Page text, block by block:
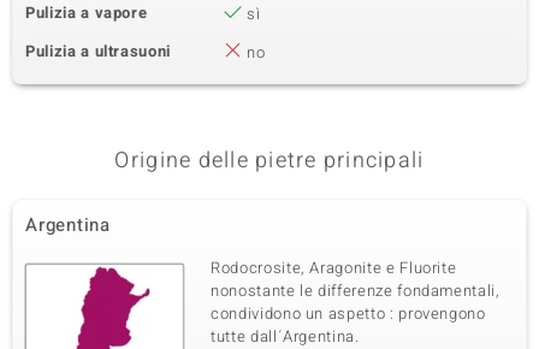
Pulizia a vapore
sì
Pulizia a ultrasuoni
no
Origine delle pietre principali
Argentina
Rodocrosite, Aragonite e Fluorite
nonostante le differenze fondamentali,
condividono un aspetto : provengono
tutte dall´Argentina.